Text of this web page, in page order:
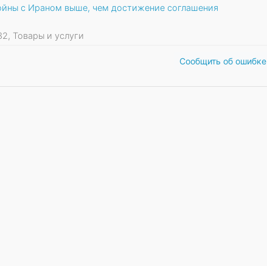
с Ираном выше, чем достижение соглашения
Товары и услуги
Сообщить об ошибке